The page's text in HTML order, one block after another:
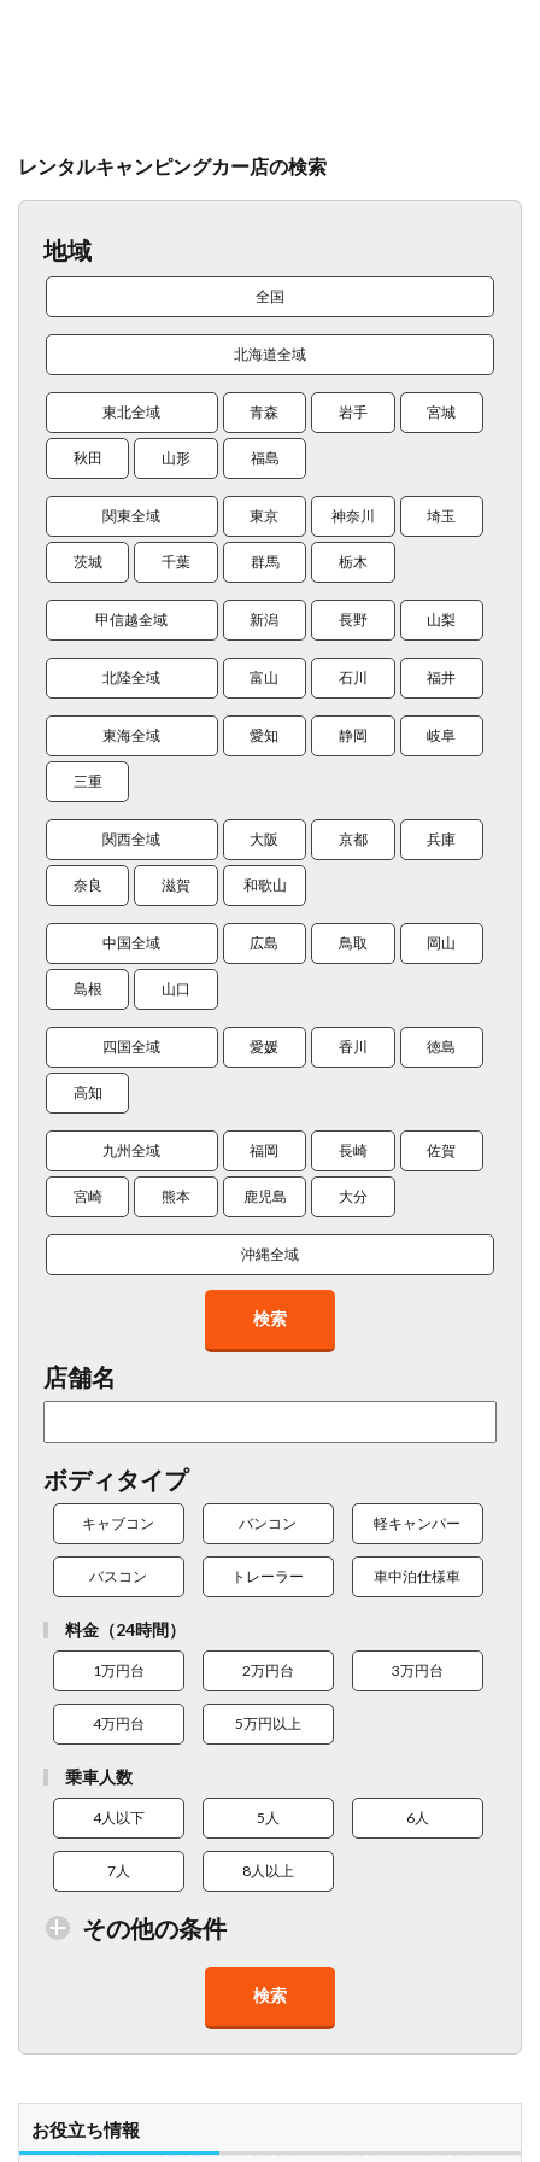
レンタルキャンピングカー店の検索
地域
全国
北海道全域
東北全域 青森 岩手 宮城
秋田 山形 福島
関東全域 東京 神奈川 埼玉
茨城 千葉 群馬 栃木
甲信越全域 新潟 長野 山梨
北陸全域 富山 石川 福井
東海全域 愛知 静岡 岐阜
三重
関西全域 大阪 京都 兵庫
奈良 滋賀 和歌山
中国全域 広島 鳥取 岡山
島根 山口
四国全域 愛媛 香川 徳島
高知
九州全域 福岡 長崎 佐賀
宮崎 熊本 鹿児島 大分
沖縄全域
検索
店舗名
ボディタイプ
キャブコン バンコン 軽キャンパー
バスコン トレーラー 車中泊仕様車
料金（24時間）
1万円台 2万円台 3万円台
4万円台 5万円以上
乗車人数
4人以下 5人 6人
7人 8人以上
その他の条件
車椅子対応
検索
お役立ち情報